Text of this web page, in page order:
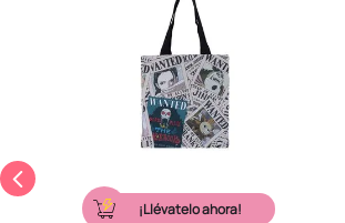
¡Llévatelo ahora!